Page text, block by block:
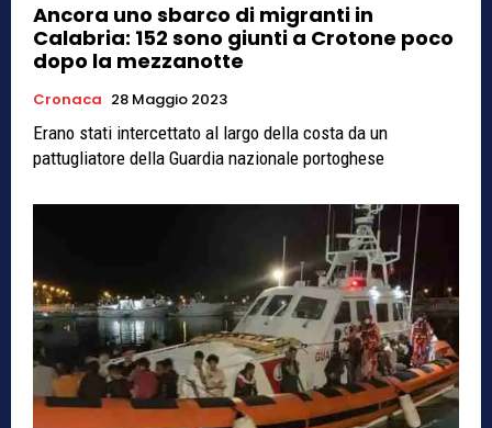
Ancora uno sbarco di migranti in
Calabria: 152 sono giunti a Crotone poco
dopo la mezzanotte
Cronaca 28 Maggio 2023
Erano stati intercettato al largo della costa da un
pattugliatore della Guardia nazionale portoghese